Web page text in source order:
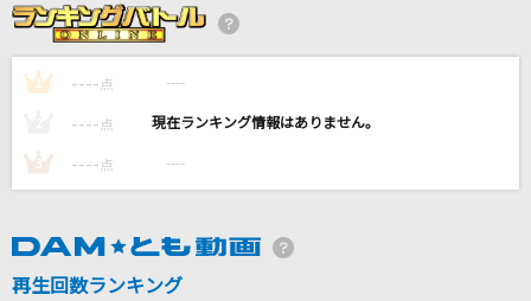
BREAKERZ
もっと見る
DAMの新曲・ランキングなど
DAMに会員登録・ログインして
1 ---- 点 ----
---- 点 ----
3 ---- 点 ----
再生回数ランキング